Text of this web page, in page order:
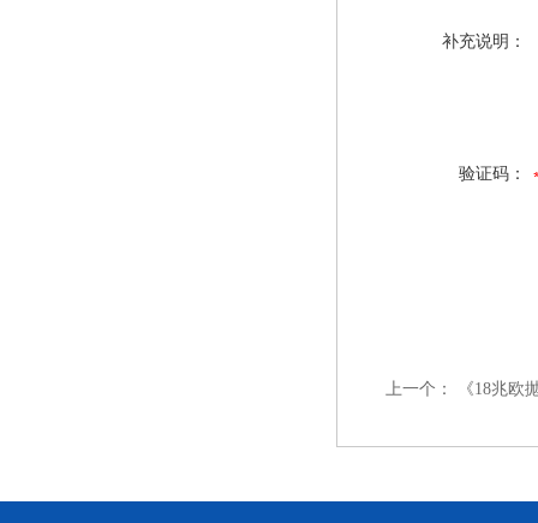
补充说明：
验证码：
上一个： 《18兆欧